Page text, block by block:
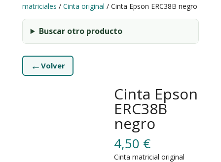
matriciales / Cinta original / Cinta Epson ERC38B negro
Buscar otro producto
← Volver
Cinta Epson
ERC38B
negro
4,50 €
Cinta matricial original